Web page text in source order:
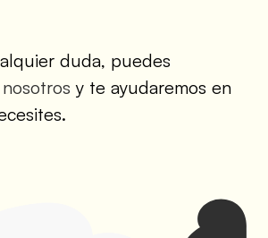
duda, puedes
y te ayudaremos en